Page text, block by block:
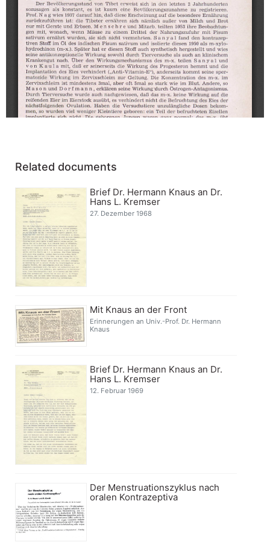
Related documents
Brief Dr. Hermann Knaus an Dr.
Hans L. Kremser
27. Dezember 1968
Mit Knaus an der Front
Erinnerungen an Univ.-Prof. Dr. Hermann
Knaus
Brief Dr. Hermann Knaus an Dr.
Hans L. Kremser
12. Februar 1969
Der Menstruationszyklus nach
oralen Kontrazeptiva